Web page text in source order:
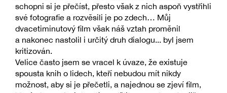
schopni si je přečíst, přesto však z nich aspoň vystřihli
své fotografie a rozvěsili je po zdech… Můj
dvacetiminutový film však náš vztah proměnil
a nakonec nastolil i určitý druh dialogu... byl jsem
kritizován.
Velice často jsem se vracel k úvaze, že existuje
spousta knih o lidech, kteří nebudou mít nikdy
možnost, aby si je přečetli, a najednou se zjeví film,